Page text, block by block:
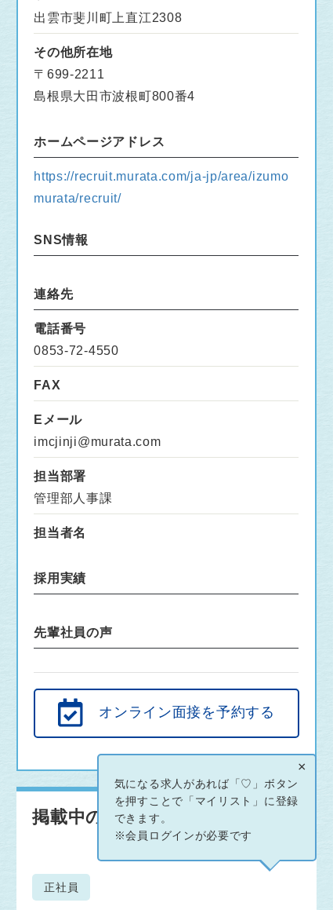
出雲市斐川町上直江2308
その他所在地
〒699-2211
島根県大田市波根町800番4
ホームページアドレス
https://recruit.murata.com/ja-jp/area/izumo
murata/recruit/
SNS情報
連絡先
電話番号
0853-72-4550
FAX
Eメール
imcjinji@murata.com
担当部署
管理部人事課
担当者名
採用実績
先輩社員の声
オンライン面接を予約する
掲載中の求人情報
正社員
×
気になる求人があれば「♡」ボタン
を押すことで「マイリスト」に登録
できます。
※会員ログインが必要です